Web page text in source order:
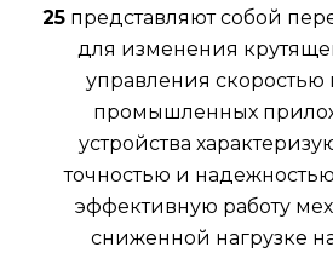
25представляют собой
для изменения
управления скоростью
промышленных
устройства
точностью и
эффективную работу
сниженной нагрузке